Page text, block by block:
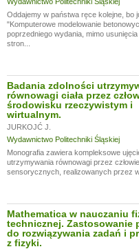
Oddajemy w państwa ręce kolejne, bo
"Komputerowe modelowanie
poprzedniego wydania, mimo
stron...
Badania zdolności
równowagi ciała przez
środowisku rzeczywistym i
wirtualnym.
JURKOJĆ J.
Wydawnictwo Politechniki Śląskiej
Monografia zawiera kompleksowe
utrzymywania równowagi przez
sensorycznych, realizowanych przez
Mathematica w nauczaniu
technicznej. Zastosowanie
do rozwiązywania zadań i
z fizyki.